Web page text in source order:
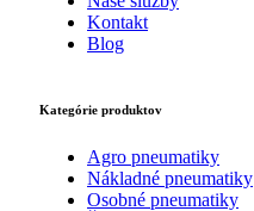
Kontakt
Blog
Kategórie produktov
Agro pneumatiky
Nákladné pneumatiky
Osobné pneumatiky